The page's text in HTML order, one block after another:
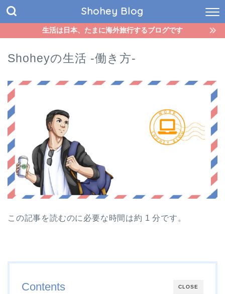
Shohey Blog
生活は日本、たまに海外旅行するブログです
Shoheyの生活 -働き方-
この記事を読むのに必要な時間は約 1 分です。
CLOSE
Contents